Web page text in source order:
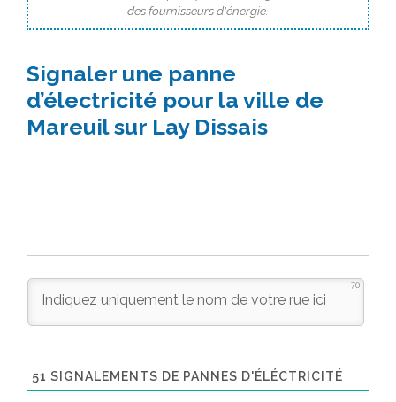
des fournisseurs d'énergie.
Signaler une panne
d’électricité pour la ville de
Mareuil sur Lay Dissais
70
51 SIGNALEMENTS DE PANNES D'ÉLÉCTRICITÉ